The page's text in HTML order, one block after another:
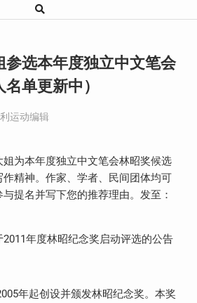
参选本年度独立中文笔会
单更新中）
运动编辑
为本年度独立中文笔会林昭奖候选
精神。作家、学者、民间团体均可
提名并写下您的推荐理由。发至：
年度林昭纪念奖启动评选的公告
年起创设并颁发林昭纪念奖。本奖